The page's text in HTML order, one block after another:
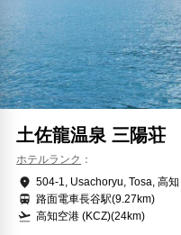
土佐龍温泉 三陽荘
ホテルランク
504-1, Usachoryu, Tosa, 高知
路面電車長谷駅(9.27km)
高知空港 (KCZ)(24km)